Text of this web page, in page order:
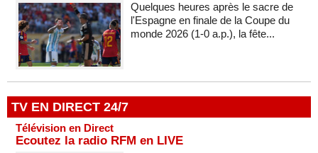
Quelques heures après le sacre de
l'Espagne en finale de la Coupe du
monde 2026 (1-0 a.p.), la fête...
TV EN DIRECT 24/7
Télévision en Direct
Ecoutez la radio RFM en LIVE